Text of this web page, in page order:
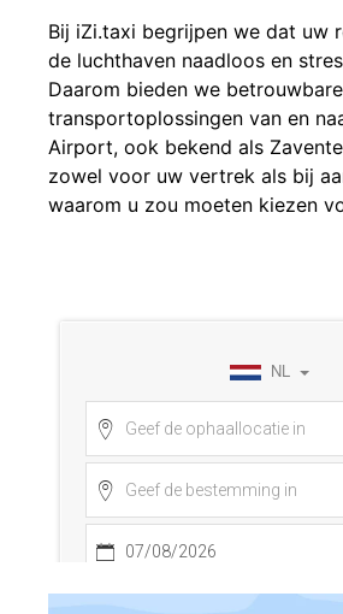
Bij iZi.taxi begrijpen we dat uw
de luchthaven naadloos en
Daarom bieden we
transportoplossingen van en
Airport, ook bekend als
zowel voor uw vertrek als bij
waarom u zou moeten kiezen